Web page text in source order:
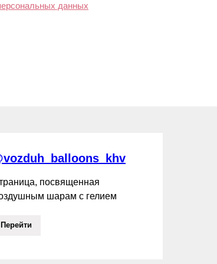
данных
посвященная
шарам с гелием
Перейти